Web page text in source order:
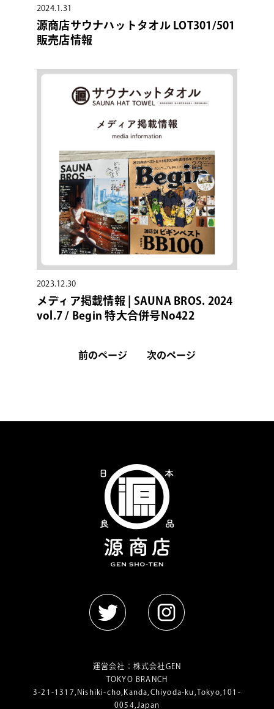
2024.1.31
源商店サウナハットタオル LOT301/501
販売店情報
2023.12.30
メディア掲載情報 | SAUNA BROS. 2024
vol.7 / Begin 特大合併号No422
前のページ 次のページ
運営会社： 株式会社GEN
TOKYO BRANCH
3-21-1317,Nishiki-cho,Kanda,Chiyoda-ku,Tokyo,101-
0054,Japan